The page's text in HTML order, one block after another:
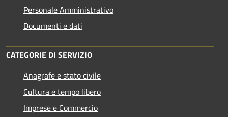
Personale Amministrativo
Documenti e dati
CATEGORIE DI SERVIZIO
Anagrafe e stato civile
Cultura e tempo libero
Imprese e Commercio